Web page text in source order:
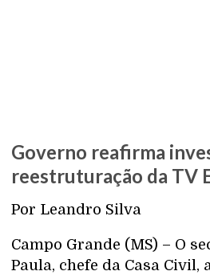
Governo reafirma
reestruturação da TV
Por Leandro Silva
Campo Grande (MS) – O
Paula, chefe da Casa Civil,